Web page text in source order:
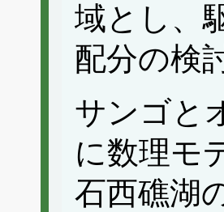
域とし、
配分の検
サンゴと
に数理モ
石西礁湖